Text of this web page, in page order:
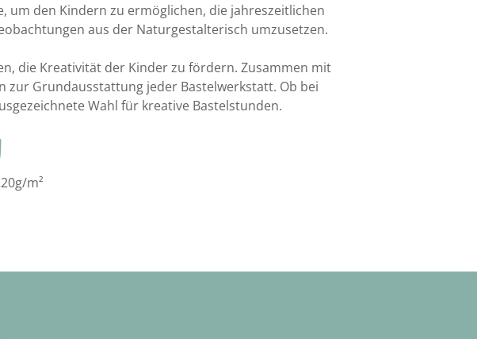
um den Kindern zu ermöglichen, die jahreszeitlichen
aus der Naturgestalterisch umzusetzen.
die Kreativität der Kinder zu fördern. Zusammen mit
Grundausstattung jeder Bastelwerkstatt. Ob bei
Wahl für kreative Bastelstunden.
m²